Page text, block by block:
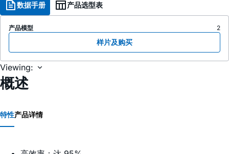
数据手册 产品选型表
产品模型 2
样片及购买
Viewing:
概述
特性产品详情